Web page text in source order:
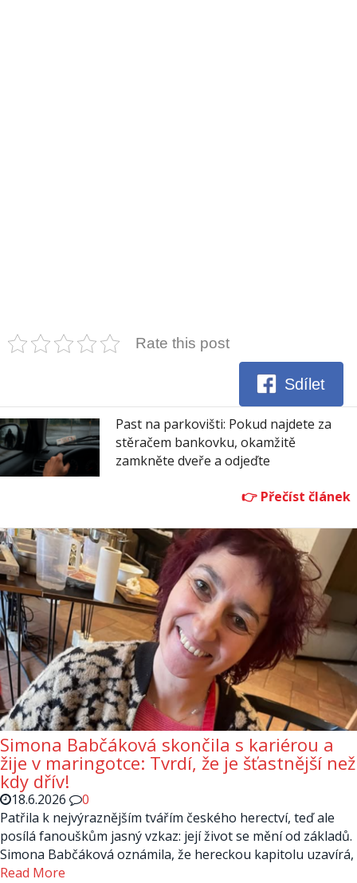
Rate this post
Sdílet
Past na parkovišti: Pokud najdete za
stěračem bankovku, okamžitě
zamkněte dveře a odjeďte
Simona Babčáková skončila s kariérou a
žije v maringotce: Tvrdí, že je šťastnější než
kdy dřív!
18.6.2026
0
Patřila k nejvýraznějším tvářím českého herectví, teď ale
posílá fanouškům jasný vzkaz: její život se mění od základů.
Simona Babčáková oznámila, že hereckou kapitolu uzavírá,
Read More